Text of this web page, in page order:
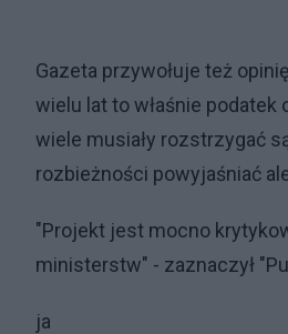
Gazeta przywołuje też
wielu lat to właśnie
wiele musiały rozstrzygać
rozbieżności powyjaśniać
"Projekt jest mocno
ministerstw" - zaznaczył
ja